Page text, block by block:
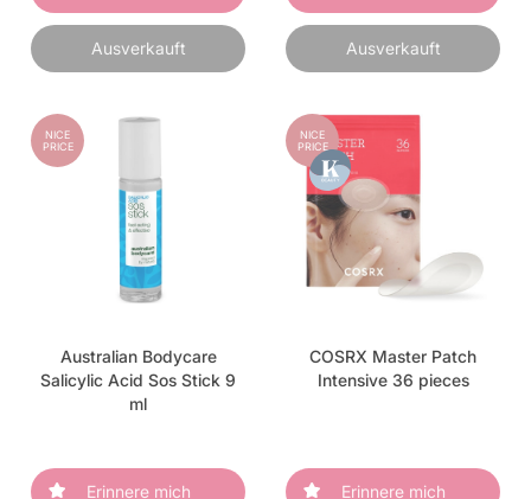
Ausverkauft Ausverkauft
NICE
PRICE
Australian Bodycare
Salicylic Acid Sos Stick 9
ml
Erinnere mich
NICE
PRICE
COSRX Master Patch
Intensive 36 pieces
Erinnere mich